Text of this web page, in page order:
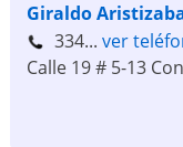
Giraldo
334... ver
Calle 19 # 5-13